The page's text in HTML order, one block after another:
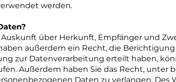
werden.
über Herkunft, Empfänger und
außerdem ein Recht, die
zur Datenverarbeitung erteilt haben,
Außerdem haben Sie das Recht, unter
Daten zu verlangen. Des